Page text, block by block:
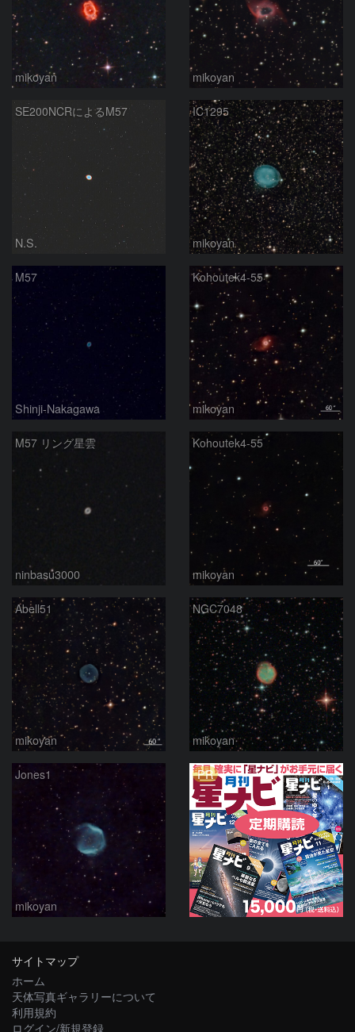
mikoyan mikoyan
SE200NCRによるM57
N.S.
IC1295
mikoyan
M57
Shinji-Nakagawa
Kohoutek4-55
mikoyan
M57 リング星雲
ninbasu3000
Kohoutek4-55
mikoyan
Abell51
mikoyan
NGC7048
mikoyan
Jones1
mikoyan
PR
サイトマップ
ホーム
天体写真ギャラリーについて
利用規約
ログイン/新規登録